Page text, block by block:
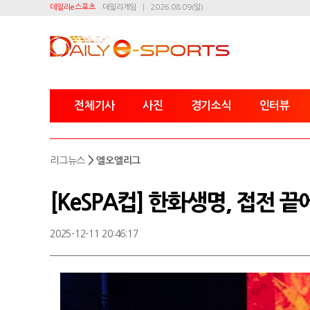
데일리e스포츠 데일리게임 2026.08.09(일)
전체기사 사진 경기소식 인터뷰
리그뉴스 >엘오엘리그
[KeSPA컵] 한화생명, 접전
2025-12-11 20:46:17